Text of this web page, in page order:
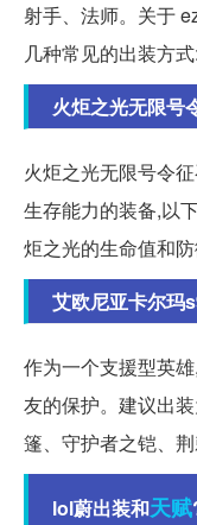
射手、法师。关于
几种常见的出装方
火炬之光无限号
火炬之光无限号令
生存能力的装备,以
炬之光的生命值和
艾欧尼亚卡尔玛
作为一个支援型英
友的保护。建议出
篷、守护者之铠、
lol蔚出装和天赋